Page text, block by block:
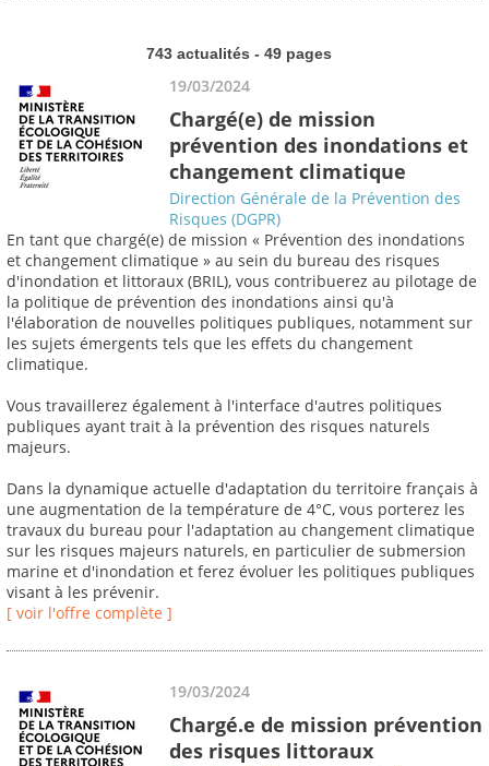
743 actualités - 49 pages
19/03/2024
Chargé(e) de mission
prévention des inondations et
changement climatique
Direction Générale de la Prévention des
Risques (DGPR)
En tant que chargé(e) de mission « Prévention des inondations
et changement climatique » au sein du bureau des risques
d'inondation et littoraux (BRIL), vous contribuerez au pilotage de
la politique de prévention des inondations ainsi qu'à
l'élaboration de nouvelles politiques publiques, notamment sur
les sujets émergents tels que les effets du changement
climatique.
Vous travaillerez également à l'interface d'autres politiques
publiques ayant trait à la prévention des risques naturels
majeurs.
Dans la dynamique actuelle d'adaptation du territoire français à
une augmentation de la température de 4°C, vous porterez les
travaux du bureau pour l'adaptation au changement climatique
sur les risques majeurs naturels, en particulier de submersion
marine et d'inondation et ferez évoluer les politiques publiques
visant à les prévenir.
[ voir l'offre complète ]
19/03/2024
Chargé.e de mission prévention
des risques littoraux